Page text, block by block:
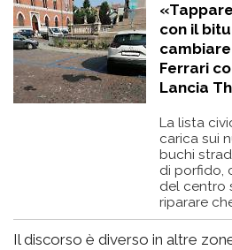
con il
Ferrari
Lancia
La lista
carica sui
buchi
di porfido,
del centro
riparare
Il discorso è diverso in altre